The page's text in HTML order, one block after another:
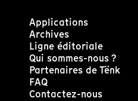
Applications
Archives
Ligne éditoriale
Qui sommes-nous ?
Partenaires de Tënk
FAQ
Contactez-nous